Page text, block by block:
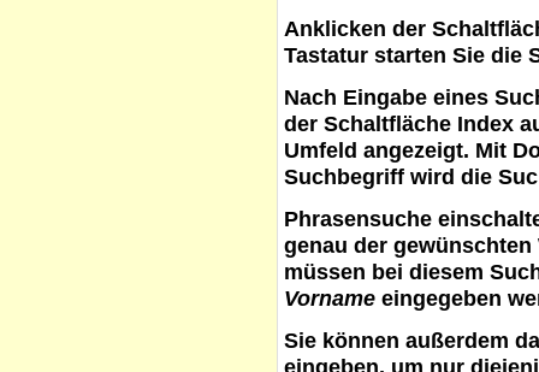
Anklicken der
Tastatur starten Sie die
Nach Eingabe eines
der Schaltfläche Index
Umfeld angezeigt. Mit
Suchbegriff wird die
Phrasensuche
genau der
müssen bei diesem
Vorname eingegeben
Sie können außerdem
eingeben, um nur